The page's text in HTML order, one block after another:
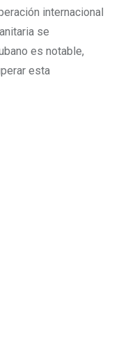
internacional
se
es notable,
esta